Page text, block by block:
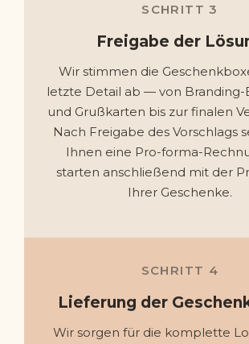
SCHRITT 3
Freigabe der
Wir stimmen die
letzte Detail ab — von
und Grußkarten bis zur finalen
Nach Freigabe des Vorschlags
Ihnen eine Pro-forma-
starten anschließend mit der
Ihrer Geschenke.
SCHRITT 4
Lieferung der
Wir sorgen für die komplette